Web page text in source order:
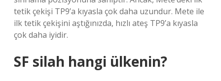
tetik çekişi TP9’a kıyasla çok daha uzundur. Mete ile
ilk tetik çekişini aştığınızda, hızlı ateş TP9’a kıyasla
çok daha iyidir.
SF silah hangi ülkenin?